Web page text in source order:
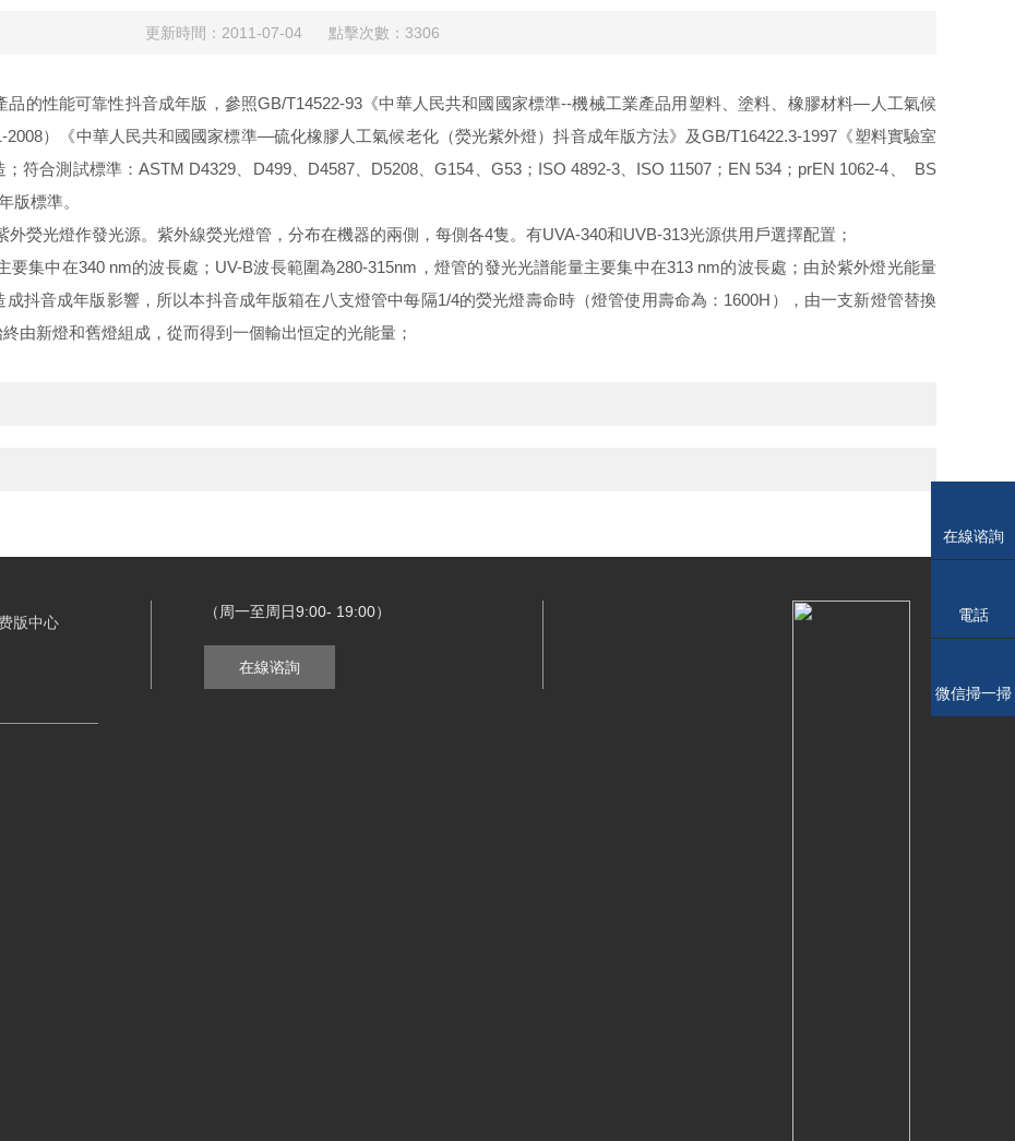
更新時間：2011-07-04 點擊次數：3306
品的性能可靠性抖音成年版，參照GB/T14522-93《中華人民共和國國家標準--機械工業產品用塑料、塗料、橡膠材料—人工氣候
2008）《中華人民共和國國家標準—硫化橡膠人工氣候老化（熒光紫外燈）抖音成年版方法》及GB/T16422.3-1997《塑料實驗室
符合測試標準：ASTM D4329、D499、D4587、D5208、G154、G53；ISO 4892-3、ISO 11507；EN 534；prEN 1062-4、 BS
版標準。
熒光燈作發光源。紫外線熒光燈管，分布在機器的兩側，每側各4隻。有UVA-340和UVB-313光源供用戶選擇配置；
要集中在340 nm的波長處；UV-B波長範圍為280-315nm，燈管的發光光譜能量主要集中在313 nm的波長處；由於紫外燈光能量
抖音成年版影響，所以本抖音成年版箱在八支燈管中每隔1/4的熒光燈壽命時（燈管使用壽命為：1600H），由一支新燈管替換
由新燈和舊燈組成，從而得到一個輸出恒定的光能量；
版中心
（周一至周日9:00- 19:00）
在線谘詢
在線谘詢
電話
微信掃一掃